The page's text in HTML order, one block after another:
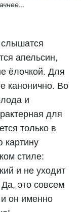
апельсин,
ёлочкой. Для
канонично. Во
и
для
только в
картину
стиле:
и не уходит
это совсем
он именно